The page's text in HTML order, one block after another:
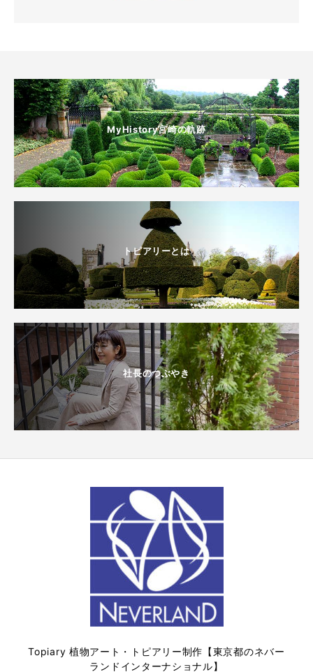
MyHistory宮崎の軌跡
トピアリーとは
社長のつぶやき
Topiary 植物アート・トピアリー制作【東京都のネバー
ランドインターナショナル】